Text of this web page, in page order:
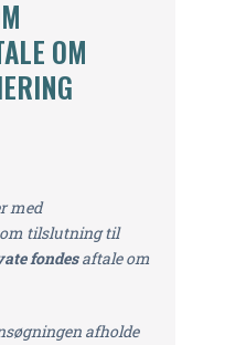
OM
med
tilslutning til
fondesaftale om
afholde